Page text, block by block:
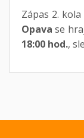
Zápas 2. kola
Opava se
18:00 hod.,